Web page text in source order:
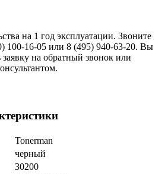
на 1 год эксплуатации. Звоните
100-16-05 или 8 (495) 940-63-20. Вы
на обратный звонок или
Tonerman
черный
30200